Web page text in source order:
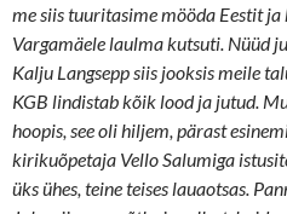
me siis tuuritasime mööda Eestit
Vargamäele laulma kutsuti. Nüüd
Kalju Langsepp siis jooksis meile
KGB lindistab kõik lood ja jutud.
hoopis, see oli hiljem, pärast
kirikuõpetaja Vello Salumiga
üks ühes, teine teises lauaotsas.